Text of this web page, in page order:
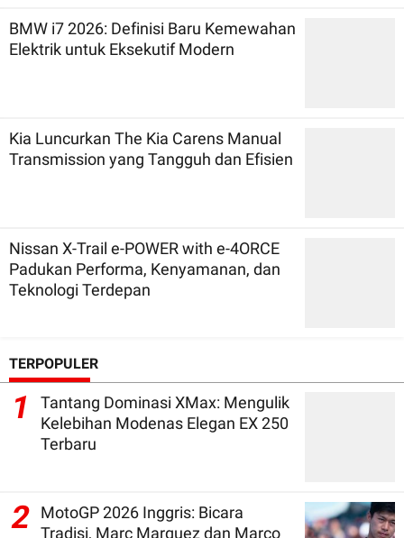
BMW i7 2026: Definisi Baru Kemewahan
Elektrik untuk Eksekutif Modern
Kia Luncurkan The Kia Carens Manual
Transmission yang Tangguh dan Efisien
Nissan X-Trail e-POWER with e-4ORCE
Padukan Performa, Kenyamanan, dan
Teknologi Terdepan
TERPOPULER
1
Tantang Dominasi XMax: Mengulik
Kelebihan Modenas Elegan EX 250
Terbaru
2
MotoGP 2026 Inggris: Bicara
Tradisi, Marc Marquez dan Marco